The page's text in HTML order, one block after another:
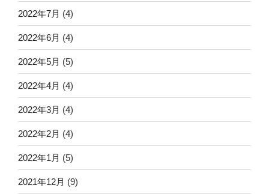
2022年7月 (4)
2022年6月 (4)
2022年5月 (5)
2022年4月 (4)
2022年3月 (4)
2022年2月 (4)
2022年1月 (5)
2021年12月 (9)